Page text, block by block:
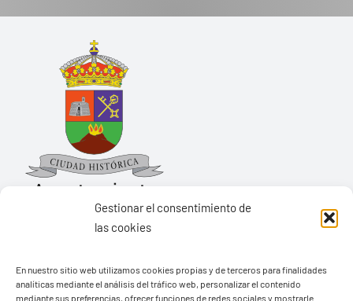
Gestionar el consentimiento de
las cookies
En nuestro sitio web utilizamos cookies propias y de terceros para finalidades
analíticas mediante el análisis del tráfico web, personalizar el contenido
mediante sus preferencias, ofrecer funciones de redes sociales y mostrarle
Pza. de Los Remedios, 1
35570 – Yaiza